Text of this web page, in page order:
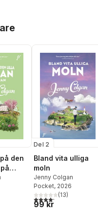
den
Totalt antal röster:
Del 2
Bland vita ulliga
moln
Jenny Colgan
Pocket, 2026
4,2utav 5 stjärnor.
(13)
99 kr